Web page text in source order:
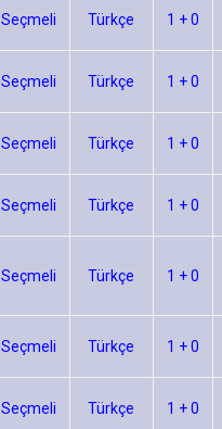
Seçmeli Türkçe 1 + 0
Seçmeli Türkçe 1 + 0
Seçmeli Türkçe 1 + 0
Seçmeli Türkçe 1 + 0
Seçmeli Türkçe 1 + 0
Seçmeli Türkçe 1 + 0
Seçmeli Türkçe 1 + 0